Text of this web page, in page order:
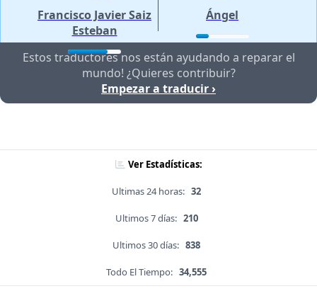
Francisco Javier Saiz
Esteban
Ángel
Estos traductores nos están ayudando a reparar el
mundo! ¿Quieres contribuir?
Empezar a traducir ›
Ver Estadísticas:
Ultimas 24 horas: 32
Ultimos 7 días: 210
Ultimos 30 días: 838
Todo El Tiempo: 34,555